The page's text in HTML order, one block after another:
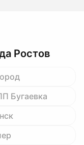
Ростов
Бугаевка